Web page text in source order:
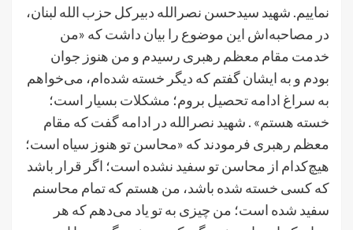
نماییم. شهید سیدحسن نصرالله دبیرکل حزب الله لبنان،
در مصاحبه‌اش این موضوع را بیان داشت که «من
خدمت مقام معظم رهبری رسیدم و من هنوز جوان
بودم و به ایشان گفتم که دیگر خسته شده‌ام، می‌خواهم
به سراغ ادامه تحصیل بروم؛ مشکلات بسیار است؛
خسته هستم» . شهید نصرالله در ادامه گفت که مقام
معظم رهبری فرمودند که «محاسن تو هنوز سیاه است؛
هیچ‌کدام از محاسن تو سفید نشده است؛ اگر قرار باشد
که کسی خسته شده باشد، من هستم که تمام محاسنم
سفید شده است؛ من چیزی به تو یاد می‌دهم که هر